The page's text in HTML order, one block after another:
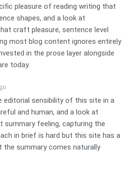
pleasure of reading writing that
shapes, and a look at
craft pleasure, sentence level
most blog content ignores entirely
in the prose layer alongside
today.
editorial sensibility of this site in a
and human, and a look at
summary feeling, capturing the
in brief is hard but this site has a
the summary comes naturally